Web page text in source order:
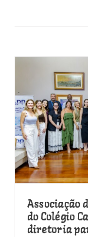
Associação
do Colégio
diretoria